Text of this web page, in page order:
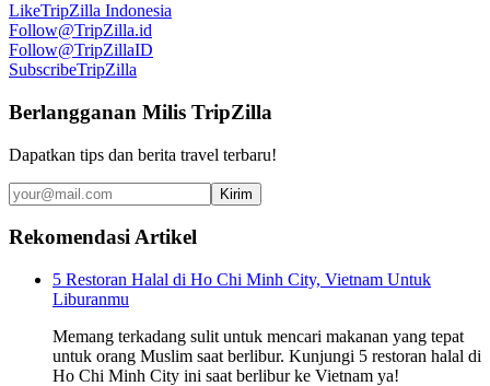
LikeTripZilla Indonesia
Follow@TripZilla.id
Follow@TripZillaID
SubscribeTripZilla
Berlangganan Milis TripZilla
Dapatkan tips dan berita travel terbaru!
Kirim
Rekomendasi Artikel
5 Restoran Halal di Ho Chi Minh City, Vietnam Untuk
Liburanmu
Memang terkadang sulit untuk mencari makanan yang tepat
untuk orang Muslim saat berlibur. Kunjungi 5 restoran halal di
Ho Chi Minh City ini saat berlibur ke Vietnam ya!